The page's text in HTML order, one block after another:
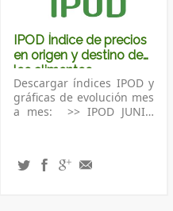
IPOD Índice de precios
en origen y destino de
los alimentos.
Descargar índices IPOD y
gráficas de evolución mes
a mes: >> IPOD JUNIO
>> IPOD FEBRERO 2026